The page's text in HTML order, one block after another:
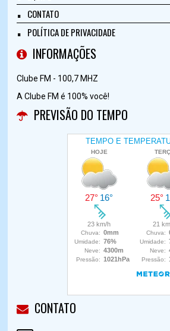
CONTATO
POLÍTICA DE PRIVACIDADE
INFORMAÇÕES
Clube FM - 100,7 MHZ
A Clube FM é 100% você!
PREVISÃO DO TEMPO
CONTATO